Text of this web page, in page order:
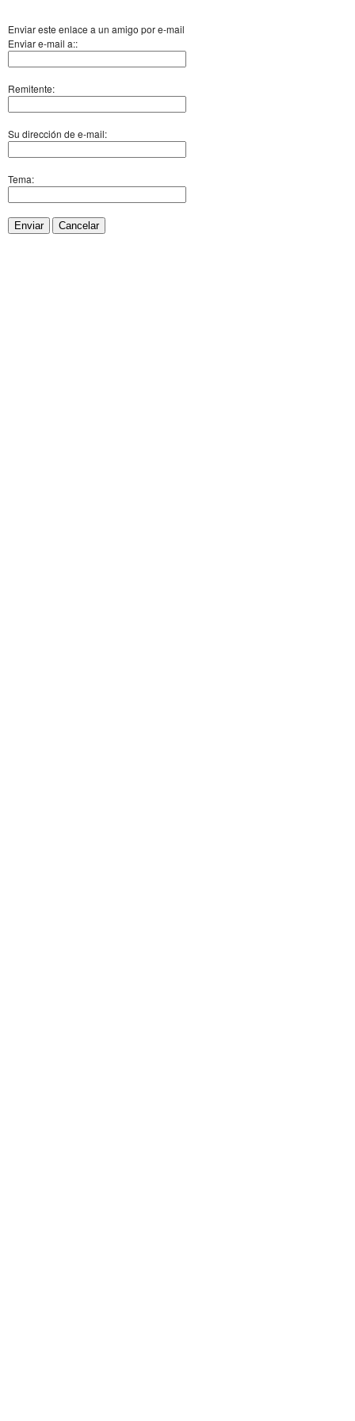
Enviar este enlace a un amigo por e-mail
Enviar e-mail a::
Remitente:
Su dirección de e-mail:
Tema:
Enviar Cancelar